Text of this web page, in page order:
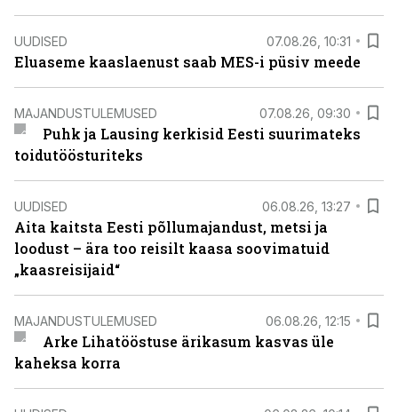
UUDISED 07.08.26, 10:31
Eluaseme kaaslaenust saab MES-i püsiv meede
MAJANDUSTULEMUSED 07.08.26, 09:30
Puhk ja Lausing kerkisid Eesti suurimateks
toidutöösturiteks
UUDISED 06.08.26, 13:27
Aita kaitsta Eesti põllumajandust, metsi ja
loodust – ära too reisilt kaasa soovimatuid
„kaasreisijaid“
MAJANDUSTULEMUSED 06.08.26, 12:15
Arke Lihatööstuse ärikasum kasvas üle
kaheksa korra